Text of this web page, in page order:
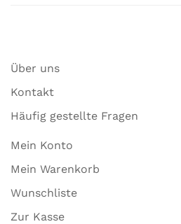
Über uns
Kontakt
Häufig gestellte Fragen
Mein Konto
Mein Warenkorb
Wunschliste
Zur Kasse